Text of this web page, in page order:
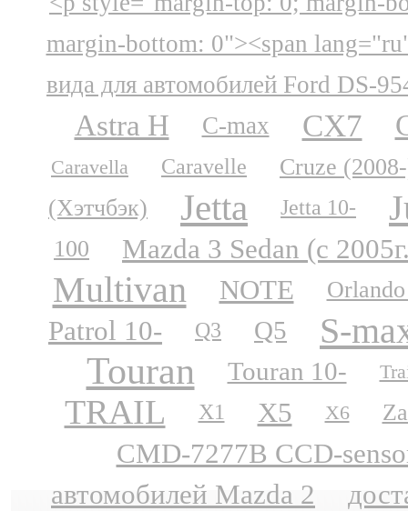
margin-bottom: 0"><span
вида для автомобилей Ford DS-
Astra H C-max CX7
Caravella Caravelle
Cruze
(Хэтчбэк)
Jetta Jetta 10-
100 Mazda 3 Sedan (с
Multivan NOTE
Patrol 10- Q3 Q5 S-
Touran Touran 10-
TRAIL X1 X5 X6
CMD-7277B CCD-
автомобилей Mazda 2